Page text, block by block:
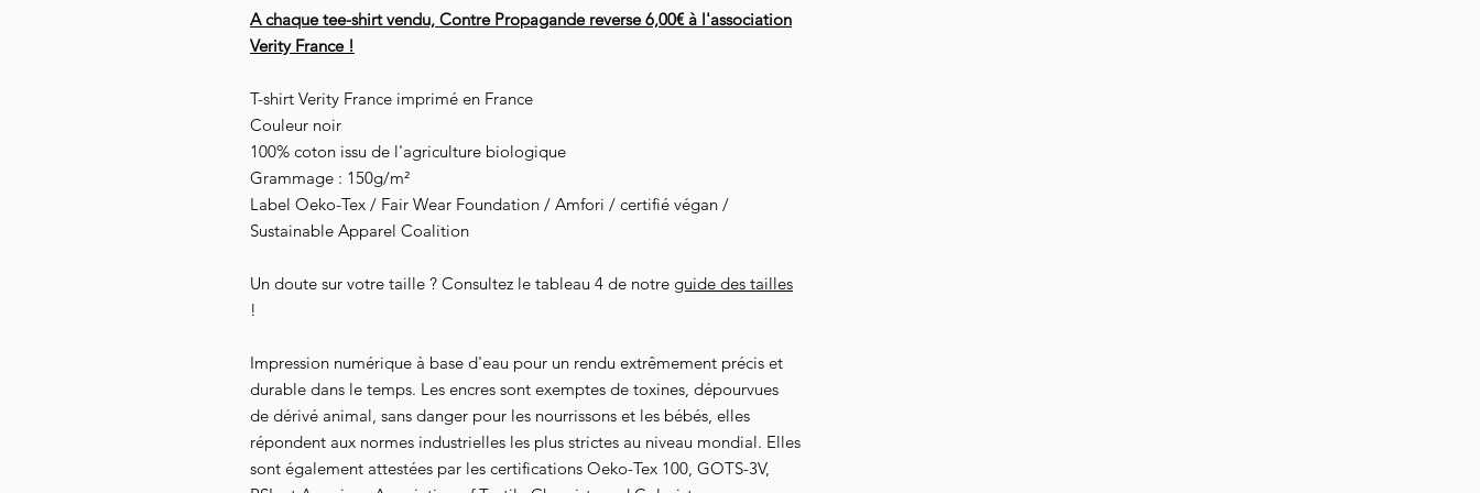
A chaque tee-shirt vendu, Contre Propagande reverse 6,00€ à l'association
Verity France !
T-shirt Verity France imprimé en France
Couleur noir
100% coton issu de l'agriculture biologique
Grammage : 150g/m²
Label Oeko-Tex / Fair Wear Foundation / Amfori / certifié végan /
Sustainable Apparel Coalition
Un doute sur votre taille ? Consultez le tableau 4 de notre guide des tailles
!
Impression numérique à base d'eau pour un rendu extrêmement précis et
durable dans le temps. Les encres sont exemptes de toxines, dépourvues
de dérivé animal, sans danger pour les nourrissons et les bébés, elles
répondent aux normes industrielles les plus strictes au niveau mondial. Elles
sont également attestées par les certifications Oeko-Tex 100, GOTS-3V,